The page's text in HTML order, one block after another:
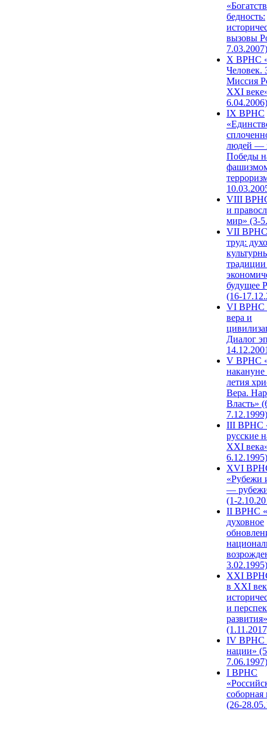
бедность:
вызовы
7.03.2007)
X ВРНС
Человек.
Миссия
XXI
6.04.2006)
IX ВРНС
людей —
Победы
VIII
и
мир» (3-
VII ВРНС
труд:
будущее
(16-
VI ВРНС
вера и
Диалог
V ВРНС
накануне
летия
Вера.
Власть»
7.12.1999)
III ВРНС
русские
XXI
6.12.1995)
XVI
«Рубежи
—
(1-
II ВРНС
духовное
3.02.1995)
XХI
в XXI
и
развития»
IV ВРНС
нации»
7.06.1997)
I ВРНС
(26-